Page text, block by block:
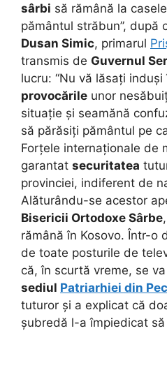
sârbi să rămână la
pământul străbun”, după
Dusan Simic, primarul
transmis de Guvernul
lucru: “Nu vă lăsați
provocările unor
situație și seamănă
să părăsiți pământul pe
Forțele internaționale de
garantat securitatea
provinciei, indiferent de
Alăturându-se acestor
Bisericii Ortodoxe Sârbe
rămână în Kosovo. Într-o
de toate posturile de
că, în scurtă vreme, se
sediul Patriarhiei din Pec
tuturor și a explicat că
șubredă l-a împiedicat